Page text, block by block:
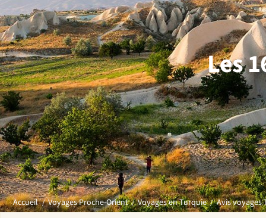
Les
Accueil Voyages Proche-Orient Voyages en Turquie Avis voyages